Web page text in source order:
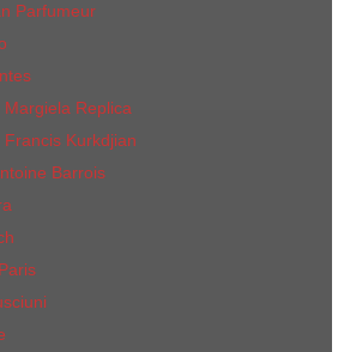
Parfumeur
Replica
Kurkdjian
Barrois